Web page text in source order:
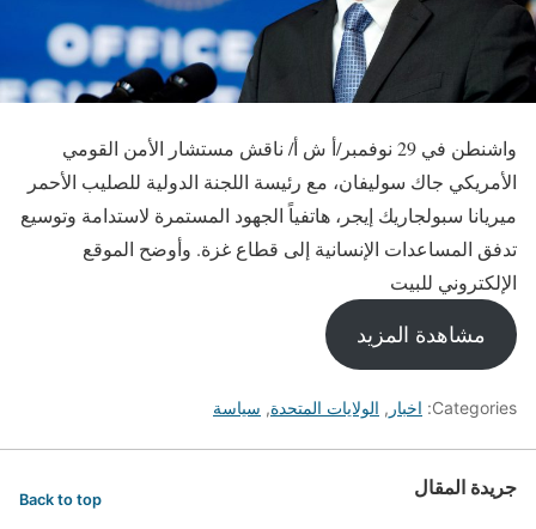
واشنطن في 29 نوفمبر/أ ش أ/ ناقش مستشار الأمن القومي
الأمريكي جاك سوليفان، مع رئيسة اللجنة الدولية للصليب الأحمر
ميريانا سبولجاريك إيجر، هاتفياً الجهود المستمرة لاستدامة وتوسيع
تدفق المساعدات الإنسانية إلى قطاع غزة. وأوضح الموقع
الإلكتروني للبيت
مشاهدة المزيد
Categories: اخبار , الولايات المتحدة, سياسة
جريدة المقال Back to top